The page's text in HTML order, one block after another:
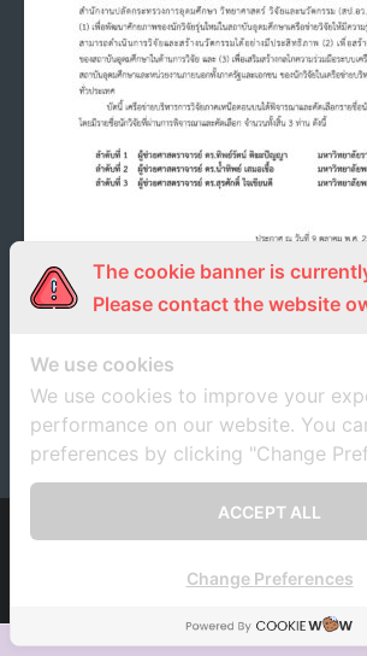
- บุคลากร
- สถาบันสมาชิก
- ภารกิจเครือข่าย
วารสาร
ข้อมูลโครงการวิจัย
ติดต่อเรา
ผลการพิจารณานักวิจัย ภายใต้โครงก
ศักยภาพนักวิจัยรุ่นใหม่สู่นักวิจัยมืออาชี
ปีงบประมาณ พ.ศ. 2567
9 ตุลาคม 2024 unrn ประกาศ
The cookie banner is
Please contact the website
We use cookies
We use cookies to improve your
performance on our website. You
preferences by clicking "Change
ACCEPT ALL
Change Preferences